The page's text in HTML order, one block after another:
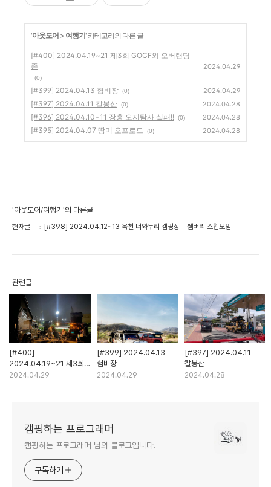
'아웃도어 > 여행기' 카테고리의 다른 글
[#400] 2024.04.19~21 제3회 GOCF와 오버랜딩
존
(0)
2024.04.29
[#399] 2024.04.13 험비장 (0) 2024.04.29
[#397] 2024.04.11 칼봉산 (0) 2024.04.28
[#396] 2024.04.10~11 장흥 오지탐사 실패!! (0) 2024.04.28
[#395] 2024.04.07 땅미 오프로드 (0) 2024.04.28
'아웃도어/여행기'의 다른글
현재글 [#398] 2024.04.12~13 옥천 너와두리 캠핑장 - 쌤버리 스텝모임
관련글
[#400]
2024.04.19~21 제3회
GOCF와 오버랜딩존
2024.04.29
[#399] 2024.04.13
험비장
2024.04.29
[#397] 2024.04.11
칼봉산
2024.04.28
캠핑하는 프로그래머
캠핑하는 프로그래머 님의 블로그입니다.
구독하기